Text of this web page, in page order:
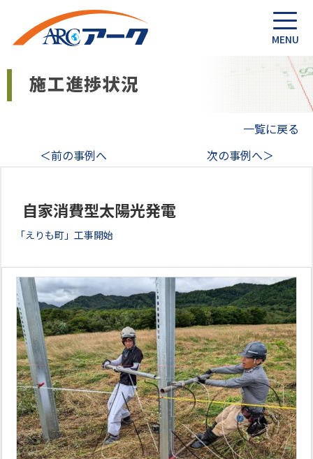
一覧に戻る
＜前の事例へ
次の事例へ＞
自家消費型太陽光発電
「えりも町」工事開始